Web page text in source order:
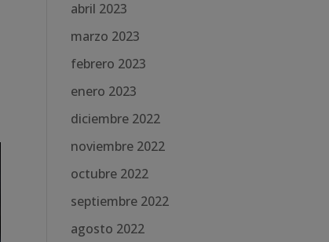
abril 2023
marzo 2023
febrero 2023
enero 2023
diciembre 2022
noviembre 2022
octubre 2022
septiembre 2022
agosto 2022